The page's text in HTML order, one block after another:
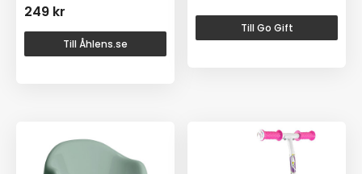
249 kr
Till Åhlens.se
Till Go Gift